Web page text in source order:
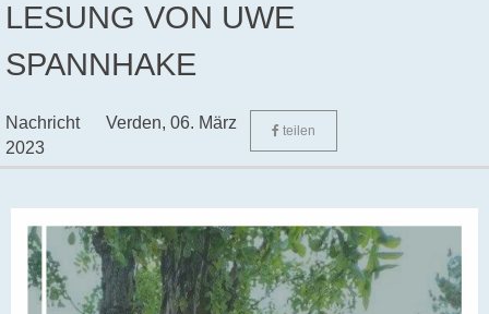
LESUNG VON UWE
SPANNHAKE
Nachricht Verden, 06. März
2023
teilen